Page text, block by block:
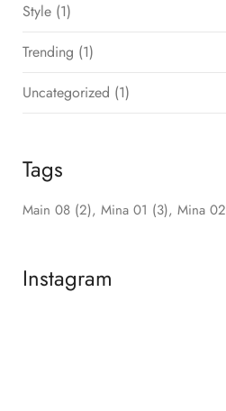
Style (1)
Trending (1)
Uncategorized (1)
Tags
Main 08 (2) Mina 01 (3) Mina 02
Instagram